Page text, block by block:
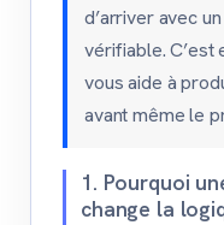
d’arriver avec
vérifiable. C’est
vous aide à
avant même le
1. Pourquoi
change la